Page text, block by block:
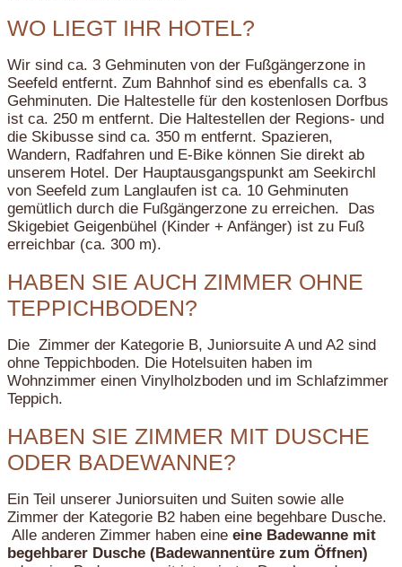
WO LIEGT IHR HOTEL?
Wir sind ca. 3 Gehminuten von der Fußgängerzone in
Seefeld entfernt. Zum Bahnhof sind es ebenfalls ca. 3
Gehminuten. Die Haltestelle für den kostenlosen Dorfbus
ist ca. 250 m entfernt. Die Haltestellen der Regions- und
die Skibusse sind ca. 350 m entfernt. Spazieren,
Wandern, Radfahren und E-Bike können Sie direkt ab
unserem Hotel. Der Hauptausgangspunkt am Seekirchl
von Seefeld zum Langlaufen ist ca. 10 Gehminuten
gemütlich durch die Fußgängerzone zu erreichen. Das
Skigebiet Geigenbühel (Kinder + Anfänger) ist zu Fuß
erreichbar (ca. 300 m).
HABEN SIE AUCH ZIMMER OHNE
TEPPICHBODEN?
Die Zimmer der Kategorie B, Juniorsuite A und A2 sind
ohne Teppichboden. Die Hotelsuiten haben im
Wohnzimmer einen Vinylholzboden und im Schlafzimmer
Teppich.
HABEN SIE ZIMMER MIT DUSCHE
ODER BADEWANNE?
Ein Teil unserer Juniorsuiten und Suiten sowie alle
Zimmer der Kategorie B2 haben eine begehbare Dusche.
Alle anderen Zimmer haben eine eine Badewanne mit
begehbarer Dusche (Badewannentüre zum Öffnen)